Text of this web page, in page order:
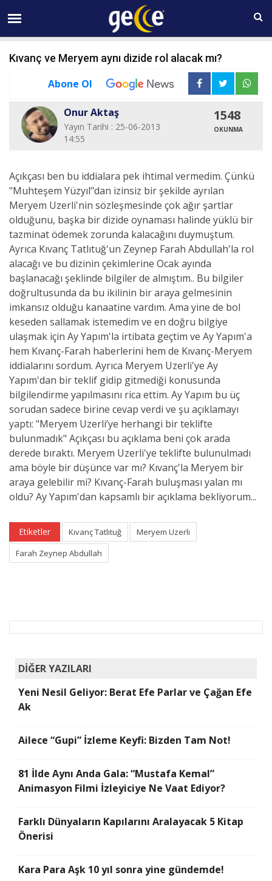
06 AĞUSTOS Perşembe 18:43
Kıvanç ve Meryem aynı dizide rol alacak mı?
Abone Ol
Onur Aktaş
Yayın Tarihi : 25-06-2013
14:55
1548
OKUNMA
Açıkçası ben bu iddialara pek ihtimal vermedim. Çünkü
"Muhteşem Yüzyıl"dan izinsiz bir şekilde ayrılan
Meryem Uzerli'nin sözleşmesinde çok ağır şartlar
olduğunu, başka bir dizide oynaması halinde yüklü bir
tazminat ödemek zorunda kalacağını duymuştum.
Ayrıca Kıvanç Tatlıtuğ'un Zeynep Farah Abdullah'la rol
alacağı ve bu dizinin çekimlerine Ocak ayında
başlanacağı şeklinde bilgiler de almıştım.. Bu bilgiler
doğrultusunda da bu ikilinin bir araya gelmesinin
imkansız olduğu kanaatine vardım. Ama yine de bol
keseden sallamak istemedim ve en doğru bilgiye
ulaşmak için Ay Yapım'la irtibata geçtim ve Ay Yapım'a
hem Kıvanç-Farah haberlerini hem de Kıvanç-Meryem
iddialarını sordum. Ayrıca Meryem Uzerli'ye Ay
Yapım'dan bir teklif gidip gitmediği konusunda
bilgilendirme yapılmasını rica ettim. Ay Yapım bu üç
sorudan sadece birine cevap verdi ve şu açıklamayı
yaptı: "Meryem Uzerli’ye herhangi bir teklifte
bulunmadık" Açıkçası bu açıklama beni çok arada
derede bıraktı. Meryem Uzerli'ye teklifte bulunulmadı
ama böyle bir düşünce var mı? Kıvanç'la Meryem bir
araya gelebilir mi? Kıvanç-Farah buluşması yalan mı
oldu? Ay Yapım'dan kapsamlı bir açıklama bekliyorum...
Etiketler Kıvanç Tatlıtuğ
Meryem Uzerli
Farah Zeynep Abdullah
DİĞER YAZILARI
Yeni Nesil Geliyor: Berat Efe Parlar ve Çağan Efe
Ak
Ailece “Gupi” İzleme Keyfi: Bizden Tam Not!
81 İlde Aynı Anda Gala: “Mustafa Kemal”
Animasyon Filmi İzleyiciye Ne Vaat Ediyor?
Farklı Dünyaların Kapılarını Aralayacak 5 Kitap
Önerisi
Kara Para Aşk 10 yıl sonra yine gündemde!